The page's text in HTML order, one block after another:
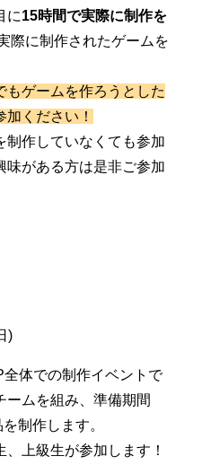
に15時間で実際に制作を
際に制作されたゲームを
もゲームを作ろうとした
ください！
制作していなくても参加
味がある方は是非ご参加
)
体での制作イベントで
ームを組み、準備期間
制作します。
上級生が参加します！